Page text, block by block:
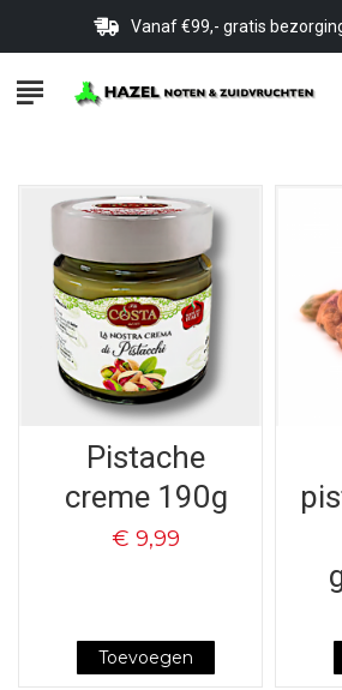
Vanaf €99,- gratis
Pistache
creme 190g
€ 9,99
Toevoegen